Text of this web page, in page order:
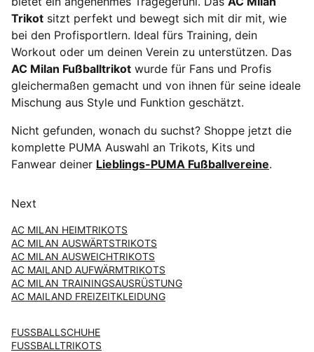
Trikot sitzt perfekt und bewegt sich mit dir mit, wie
bei den Profisportlern. Ideal fürs Training, dein
Workout oder um deinen Verein zu unterstützen. Das
AC Milan Fußballtrikot wurde für Fans und Profis
gleichermaßen gemacht und von ihnen für seine ideale
Mischung aus Style und Funktion geschätzt.
Nicht gefunden, wonach du suchst? Shoppe jetzt die
komplette PUMA Auswahl an Trikots, Kits und
Fanwear deiner Lieblings-PUMA Fußballvereine.
Next
AC MILAN HEIMTRIKOTS
AC MILAN AUSWÄRTSTRIKOTS
AC MILAN AUSWEICHTRIKOTS
AC MAILAND AUFWÄRMTRIKOTS
AC MILAN TRAININGSAUSRÜSTUNG
AC MAILAND FREIZEITKLEIDUNG
FUSSBALLSCHUHE
FUSSBALLTRIKOTS